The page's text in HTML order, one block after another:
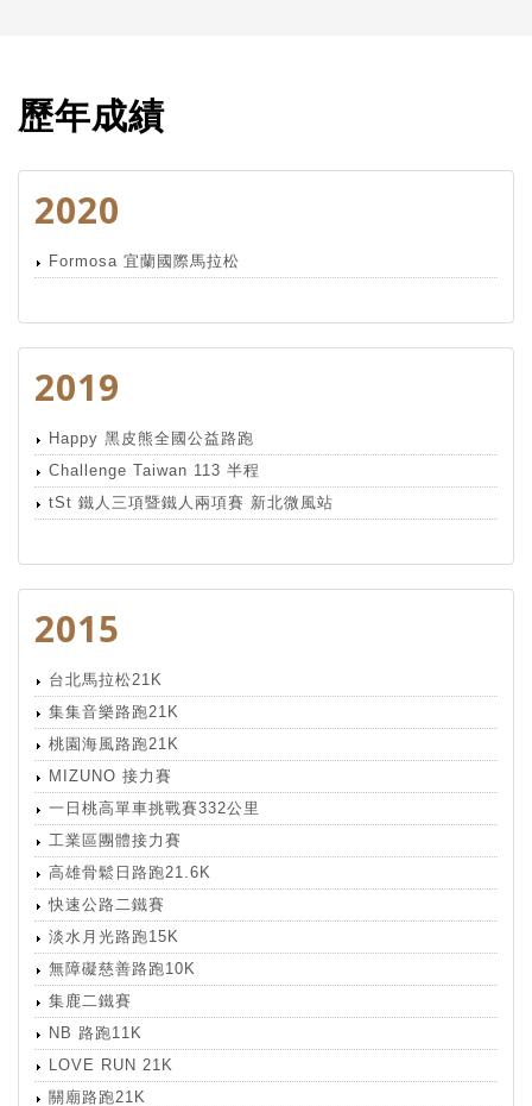
歷年成績
2020
Formosa 宜蘭國際馬拉松
2019
Happy 黑皮熊全國公益路跑
Challenge Taiwan 113 半程
tSt 鐵人三項暨鐵人兩項賽 新北微風站
2015
台北馬拉松21K
集集音樂路跑21K
桃園海風路跑21K
MIZUNO 接力賽
一日桃高單車挑戰賽332公里
工業區團體接力賽
高雄骨鬆日路跑21.6K
快速公路二鐵賽
淡水月光路跑15K
無障礙慈善路跑10K
集鹿二鐵賽
NB 路跑11K
LOVE RUN 21K
關廟路跑21K